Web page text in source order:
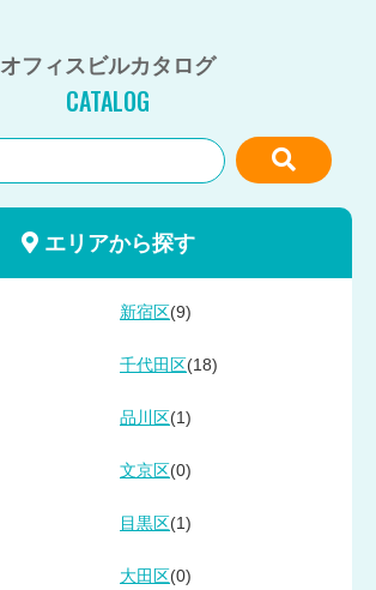
オフィスビルカタログ
CATALOG
エリアから探す
新宿区 (9)
千代田区 (18)
品川区 (1)
文京区 (0)
目黒区 (1)
大田区 (0)